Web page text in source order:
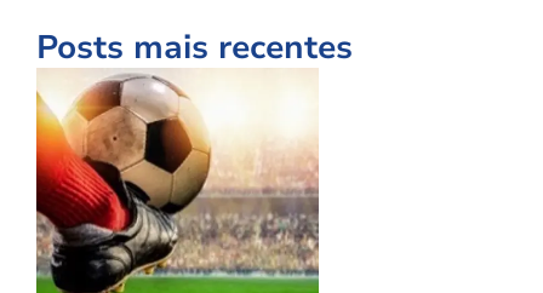
Posts mais recentes